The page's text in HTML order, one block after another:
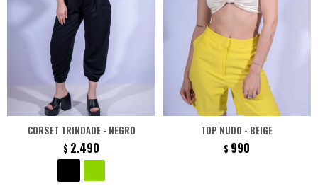
CORSET TRINDADE - NEGRO
$ 2.490
TOP NUDO - BEIGE
$ 990